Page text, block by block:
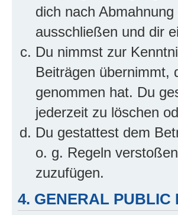
dich nach
ausschließen und dir
Du nimmst zur
Beiträgen übernimmt,
genommen hat. Du
jederzeit zu löschen
Du gestattest dem
o. g. Regeln
zuzufügen.
4. GENERAL PUBLIC